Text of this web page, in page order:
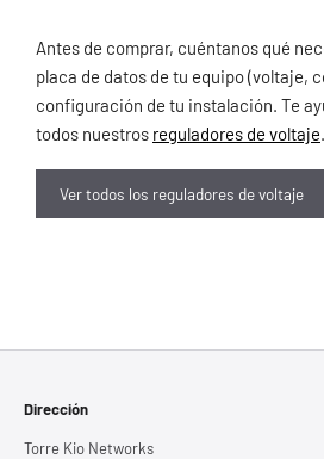
Antes de comprar, cuéntanos qué
placa de datos de tu equipo (voltaje,
configuración de tu instalación. Te
todos nuestros reguladores de voltaje.
Ver todos los reguladores de voltaje
Dirección
Torre Kio Networks